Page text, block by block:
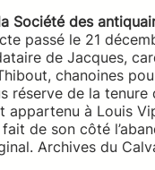
Société des
passé le 21
de Jacques,
chanoines
réserve de la
appartenu à Louis
de son côté
Archives du